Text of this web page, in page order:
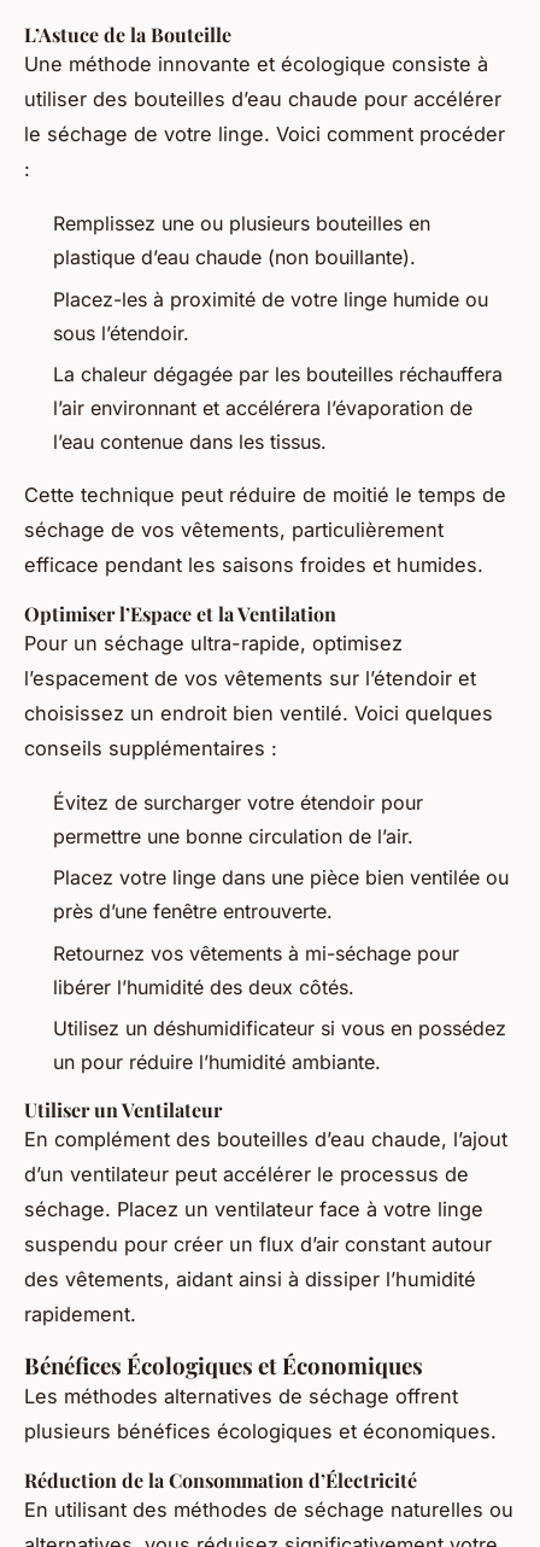
L’Astuce de la Bouteille
Une méthode innovante et écologique consiste à
utiliser des bouteilles d’eau chaude pour accélérer
le séchage de votre linge. Voici comment procéder
:
Remplissez une ou plusieurs bouteilles en
plastique d’eau chaude (non bouillante).
Placez-les à proximité de votre linge humide ou
sous l’étendoir.
La chaleur dégagée par les bouteilles réchauffera
l’air environnant et accélérera l’évaporation de
l’eau contenue dans les tissus.
Cette technique peut réduire de moitié le temps de
séchage de vos vêtements, particulièrement
efficace pendant les saisons froides et humides.
Optimiser l’Espace et la Ventilation
Pour un séchage ultra-rapide, optimisez
l’espacement de vos vêtements sur l’étendoir et
choisissez un endroit bien ventilé. Voici quelques
conseils supplémentaires :
Évitez de surcharger votre étendoir pour
permettre une bonne circulation de l’air.
Placez votre linge dans une pièce bien ventilée ou
près d’une fenêtre entrouverte.
Retournez vos vêtements à mi-séchage pour
libérer l’humidité des deux côtés.
Utilisez un déshumidificateur si vous en possédez
un pour réduire l’humidité ambiante.
Utiliser un Ventilateur
En complément des bouteilles d’eau chaude, l’ajout
d’un ventilateur peut accélérer le processus de
séchage. Placez un ventilateur face à votre linge
suspendu pour créer un flux d’air constant autour
des vêtements, aidant ainsi à dissiper l’humidité
rapidement.
Bénéfices Écologiques et Économiques
Les méthodes alternatives de séchage offrent
plusieurs bénéfices écologiques et économiques.
Réduction de la Consommation d’Électricité
En utilisant des méthodes de séchage naturelles ou